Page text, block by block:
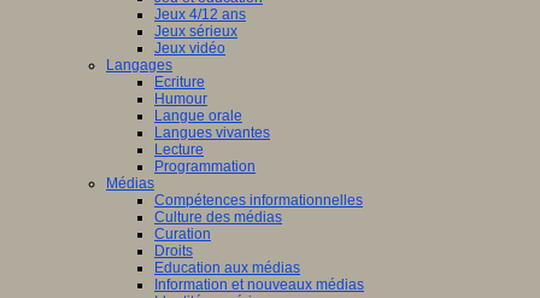
Jeux 4/12 ans
Jeux sérieux
Jeux vidéo
Langages
Ecriture
Humour
Langue orale
Langues vivantes
Lecture
Programmation
Médias
Compétences informationnelles
Culture des médias
Curation
Droits
Education aux médias
Information et nouveaux médias